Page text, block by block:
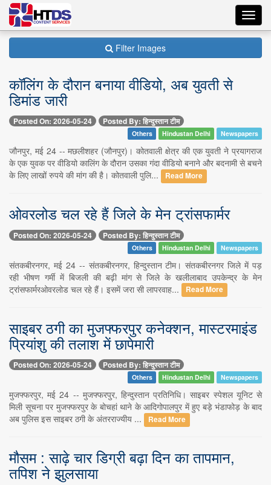
Filter Images
कॉलिंग के दौरान बनाया वीडियो, अब युवती से
डिमांड जारी
Posted On: 2026-05-24 Posted By: हिन्दुस्तान टीम
Others Hindustan Delhi Newspapers
जौनपुर, मई 24 -- मछलीशहर (जौनपुर)। कोतवाली क्षेत्र की एक युवती ने प्रयागराज
के एक युवक पर वीडियो कालिंग के दौरान उसका गंदा वीडियो बनाने और बदनामी से बचने
के लिए लाखों रुपये की मांग की है। कोतवाली पुलि...
Read More
ओवरलोड चल रहे हैं जिले के मेन ट्रांसफार्मर
Posted On: 2026-05-24 Posted By: हिन्दुस्तान टीम
Others Hindustan Delhi Newspapers
संतकबीरनगर, मई 24 -- संतकबीरनगर, हिन्दुस्तान टीम। संतकबीरनगर जिले में पड़
रही भीषण गर्मी में बिजली की बढ़ी मांग से जिले के खलीलाबाद उपकेन्द्र के मेन
ट्रांसफार्मरओवरलोड चल रहे हैं। इसमें जरा सी लापरवाह...
Read More
साइबर ठगी का मुजफ्फरपुर कनेक्शन, मास्टरमाइंड
प्रियांशु की तलाश में छापेमारी
Posted On: 2026-05-24 Posted By: हिन्दुस्तान टीम
Others Hindustan Delhi Newspapers
मुजफ्फरपुर, मई 24 -- ​मुजफ्फरपुर, हिन्दुस्तान प्रतिनिधि। साइबर स्पेशल यूनिट से
मिली सूचना पर मुजफ्फरपुर के बोचहां थाने के आदिगोपालपुर में हुए बड़े भंडाफोड़ के बाद
अब पुलिस इस साइबर ठगी के अंतरराज्यीय ...
Read More
मौसम : साढ़े चार डिग्री बढ़ा दिन का तापमान,
तपिश ने झुलसाया